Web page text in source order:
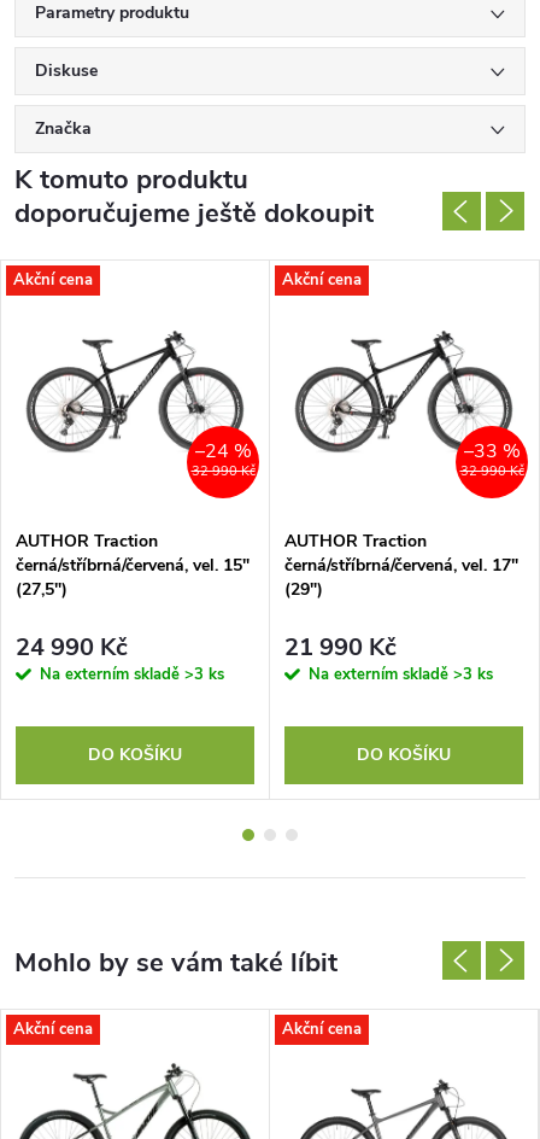
Parametry produktu
Diskuse
Značka
K tomuto produktu
doporučujeme ještě dokoupit
Akční cena
32 990 Kč
–24 %
AUTHOR Traction
černá/stříbrná/červená, vel. 15"
(27,5")
24 990 Kč
Na externím skladě >3 ks
DO KOŠÍKU
Akční cena
32 990 Kč
–33 %
AUTHOR Traction
černá/stříbrná/červená, vel. 17"
(29")
21 990 Kč
Na externím skladě >3 ks
DO KOŠÍKU
Akční cena Akční cena